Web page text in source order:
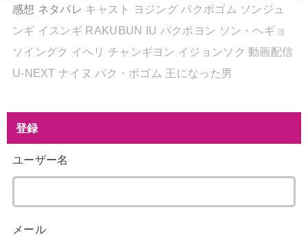
感想 ネタバレ キャスト ヨジング パクボゴム ソンジュ
ンギ イスンギ RAKUBUN IU パクボヨン ソン・ヘギョ
ソイングク イヘリ チャンギヨン イジョンソク 動画配信
U-NEXT ナイヌ パク・ボゴム 王になった男
登録
ユーザー名
メール